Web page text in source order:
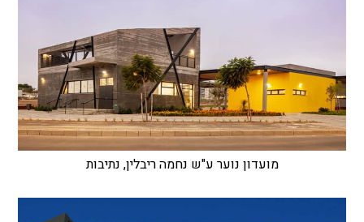
מועדון נוער ע"ש נחמה ריבלין, נתיבות